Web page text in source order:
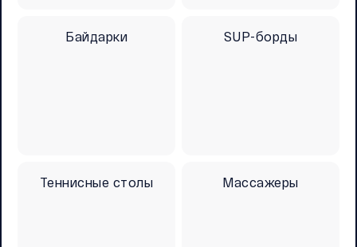
Байдарки SUP-борды
Теннисные столы Массажеры